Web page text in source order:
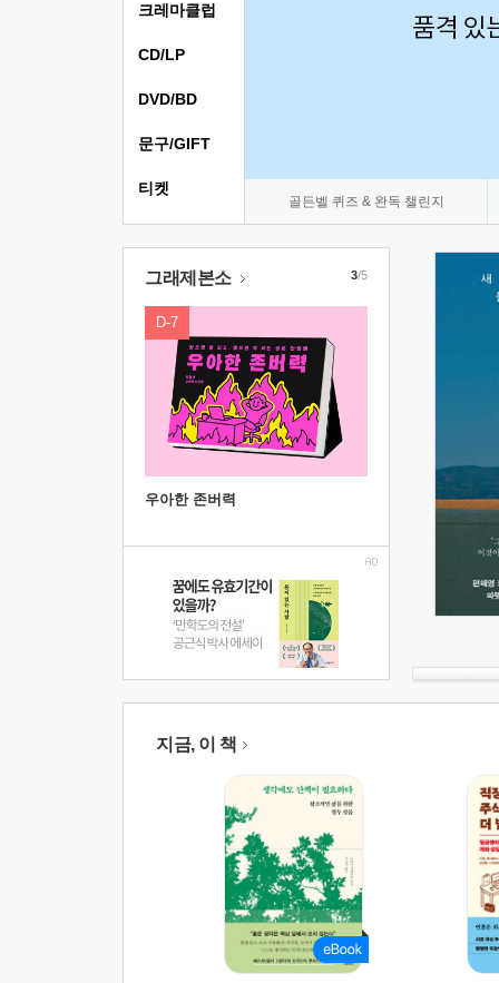
골든벨 퀴즈 & 완독 챌린지
크레마클럽
CD/LP
DVD/BD
문구/GIFT
티켓
그래제본소
D-7
우아한 존버력
3/5
지금, 이 책